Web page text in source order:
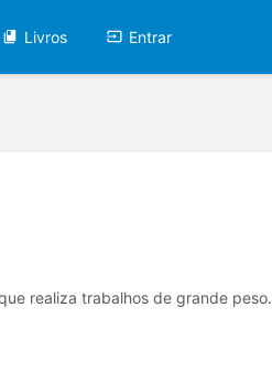
Livros Entrar
realiza trabalhos de grande peso.